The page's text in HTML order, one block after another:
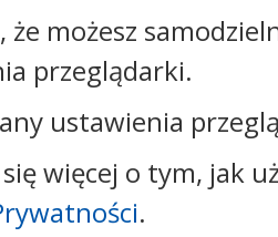
Kontakt:
tel.:+48544144000
faks: +48544144444
e-mail:
skrytka ePUAP: /
/umwloclawek/
strona www:
że możesz
przeglądarki.
ustawienia
więcej o tym, jak
.